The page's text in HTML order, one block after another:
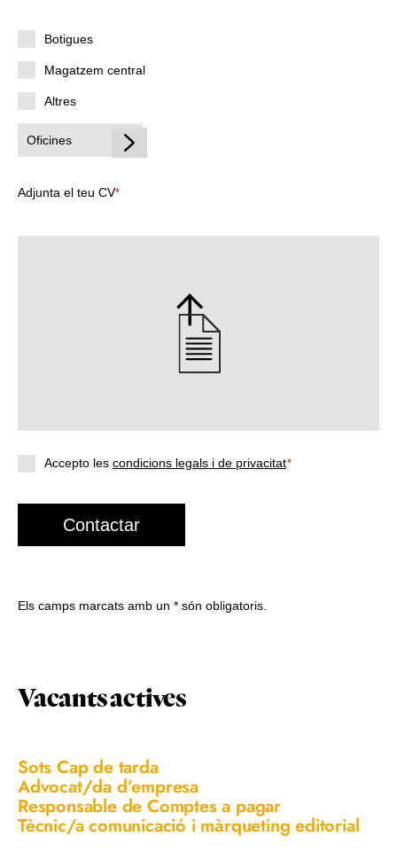
Botigues
Magatzem central
Altres
Oficines
Adjunta el teu CV*
Accepto les condicions legals i de privacitat*
Contactar
Els camps marcats amb un * són obligatoris.
Vacants actives
Sots Cap de tarda
Advocat/da d’empresa
Responsable de Comptes a pagar
Tècnic/a comunicació i màrqueting editorial